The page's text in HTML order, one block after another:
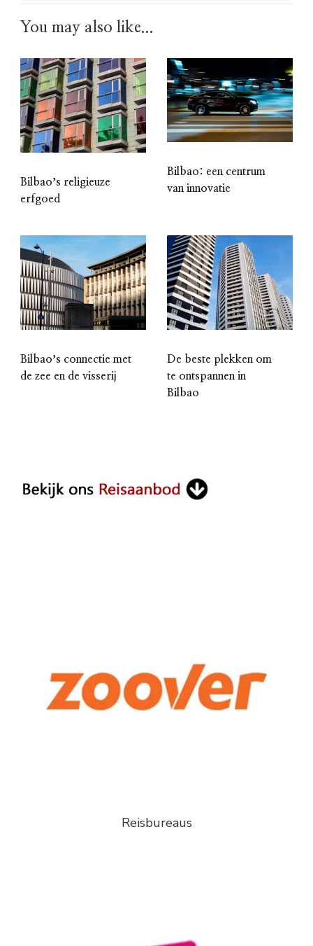
You may also like...
Bilbaoʼs religieuze
erfgoed
Bilbao: een centrum
van innovatie
Bilbaoʼs connectie met
de zee en de visserij
De beste plekken om
te ontspannen in
Bilbao
Reisbureaus